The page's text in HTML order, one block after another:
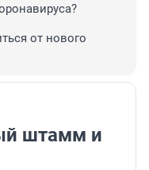
от нового
штамм и